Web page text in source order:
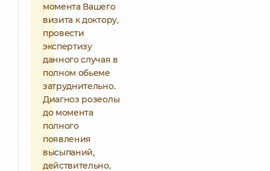
момента Вашего
визита к доктору,
провести
экспертизу
данного случая в
полном обьеме
затруднительно.
Диагноз розеолы
до момента
полного
появления
высыпаний,
действительно,